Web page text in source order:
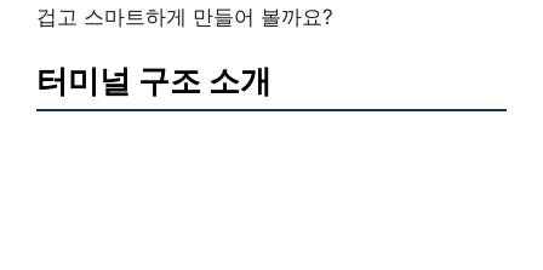
겁고 스마트하게 만들어 볼까요?
터미널 구조 소개